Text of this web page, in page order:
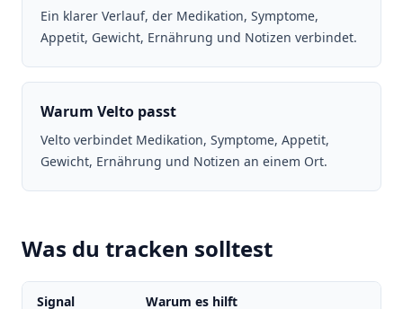
Ein klarer Verlauf, der Medikation, Symptome,
Appetit, Gewicht, Ernährung und Notizen verbindet.
Warum Velto passt
Velto verbindet Medikation, Symptome, Appetit,
Gewicht, Ernährung und Notizen an einem Ort.
Was du tracken solltest
Signal Warum es hilft